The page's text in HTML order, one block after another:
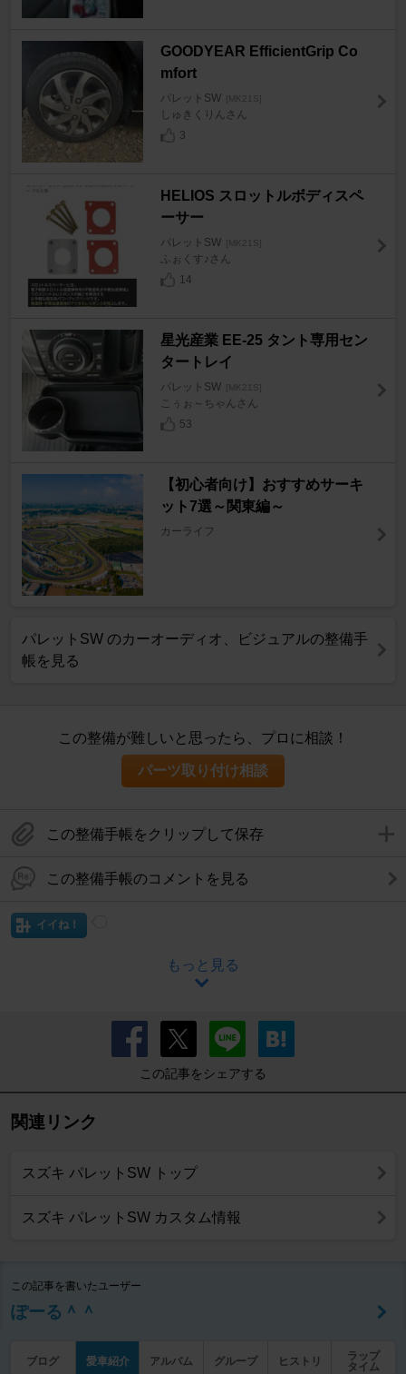
GOODYEAR EfficientGrip Co
mfort
パレットSW [MK21S]
しゅきくりんさん
3
HELIOS スロットルボディスペ
ーサー
パレットSW [MK21S]
ふぉくす♪さん
14
星光産業 EE-25 タント専用セン
タートレイ
パレットSW [MK21S]
こぅぉ～ちゃんさん
53
【初心者向け】おすすめサーキ
ット7選～関東編～
カーライフ
パレットSW のカーオーディオ、ビジュアルの整備手
帳を見る
この整備が難しいと思ったら、プロに相談！
パーツ取り付け相談
この整備手帳をクリップして保存
この整備手帳のコメントを見る
イイね！
もっと見る
この記事をシェアする
関連リンク
スズキ パレットSW トップ
スズキ パレットSW カスタム情報
この記事を書いたユーザー
ぽーる＾＾
ブログ 愛車紹介 アルバム グループ ヒストリ
ラップ
タイム